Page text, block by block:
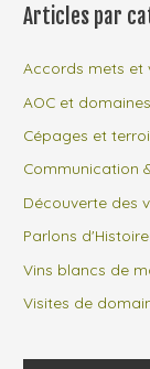
Articles par
Accords mets et
AOC et domaines
Cépages et
Communication
Découverte des
Parlons
Vins blancs de
Visites de